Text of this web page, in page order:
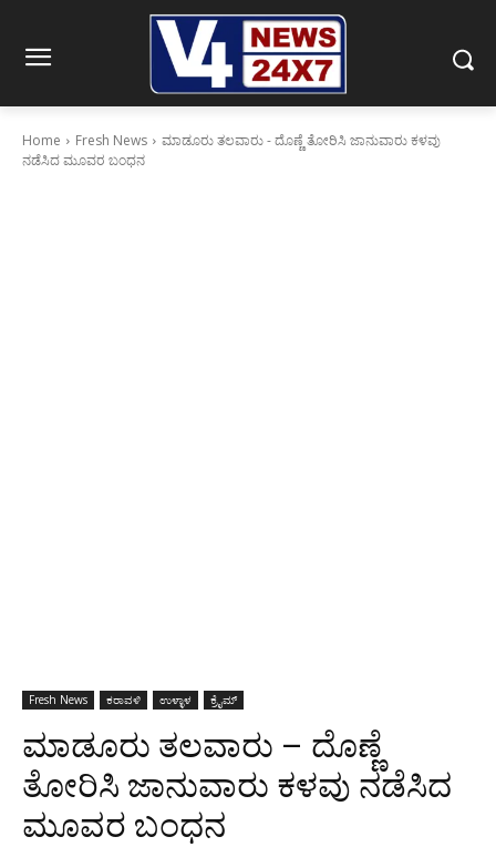
Home Fresh News
ಮಾಡೂರು ತಲವಾರು - ದೊಣ್ಣೆ ತೋರಿಸಿ ಜಾನುವಾರು ಕಳವು
ನಡೆಸಿದ ಮೂವರ ಬಂಧನ
Fresh News ಕರಾವಳಿ ಉಳ್ಳಾಳ ಕ್ರೈಮ್
ಮಾಡೂರು ತಲವಾರು – ದೊಣ್ಣೆ
ತೋರಿಸಿ ಜಾನುವಾರು ಕಳವು ನಡೆಸಿದ
ಮೂವರ ಬಂಧನ